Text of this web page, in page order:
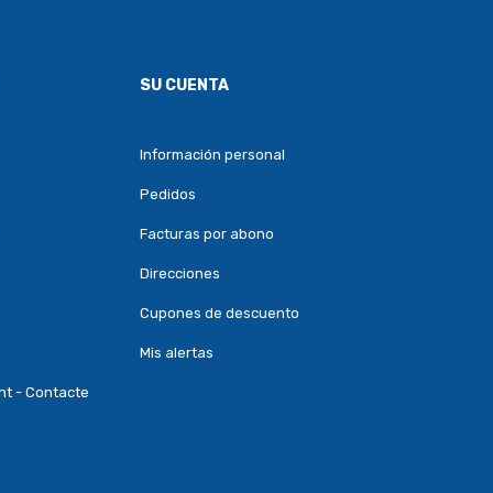
- Contacte
SU CUENTA
Información personal
Pedidos
Facturas por abono
Direcciones
Cupones de descuento
Mis alertas